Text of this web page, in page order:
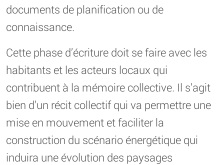
documents de planification ou de
connaissance.
Cette phase d’écriture doit se faire avec les
habitants et les acteurs locaux qui
contribuent à la mémoire collective. Il s’agit
bien d’un récit collectif qui va permettre une
mise en mouvement et faciliter la
construction du scénario énergétique qui
induira une évolution des paysages